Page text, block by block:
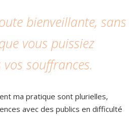
bienveillante, sans
vous puissiez
souffrances.
ma pratique sont plurielles,
avec des publics en difficulté